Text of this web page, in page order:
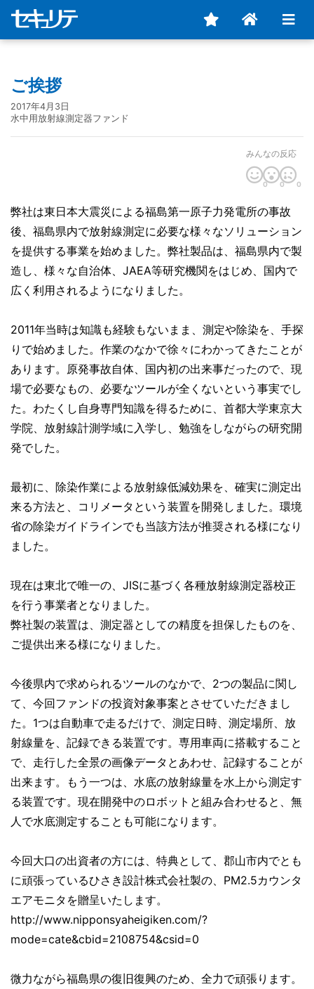
ご挨拶
2017年4月3日
水中用放射線測定器ファンド
みんなの反応
0 0 0
弊社は東日本大震災による福島第一原子力発電所の事故
後、福島県内で放射線測定に必要な様々なソリューション
を提供する事業を始めました。弊社製品は、福島県内で製
造し、様々な自治体、JAEA等研究機関をはじめ、国内で
広く利用されるようになりました。
2011年当時は知識も経験もないまま、測定や除染を、手探
りで始めました。作業のなかで徐々にわかってきたことが
あります。原発事故自体、国内初の出来事だったので、現
場で必要なもの、必要なツールが全くないという事実でし
た。わたくし自身専門知識を得るために、首都大学東京大
学院、放射線計測学域に入学し、勉強をしながらの研究開
発でした。
最初に、除染作業による放射線低減効果を、確実に測定出
来る方法と、コリメータという装置を開発しました。環境
省の除染ガイドラインでも当該方法が推奨される様になり
ました。
現在は東北で唯一の、JISに基づく各種放射線測定器校正
を行う事業者となりました。
弊社製の装置は、測定器としての精度を担保したものを、
ご提供出来る様になりました。
今後県内で求められるツールのなかで、2つの製品に関し
て、今回ファンドの投資対象事案とさせていただきまし
た。1つは自動車で走るだけで、測定日時、測定場所、放
射線量を、記録できる装置です。専用車両に搭載すること
で、走行した全景の画像データとあわせ、記録することが
出来ます。もう一つは、水底の放射線量を水上から測定す
る装置です。現在開発中のロボットと組み合わせると、無
人で水底測定することも可能になります。
今回大口の出資者の方には、特典として、郡山市内でとも
に頑張っているひさき設計株式会社製の、PM2.5カウンタ
エアモニタを贈呈いたします。
http://www.nipponsyaheigiken.com/?
mode=cate&cbid=2108754&csid=0
微力ながら福島県の復旧復興のため、全力で頑張ります。